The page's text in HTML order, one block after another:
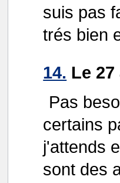
suis pas
trés bien
14. Le
Pas
certains
j'attends
sont des